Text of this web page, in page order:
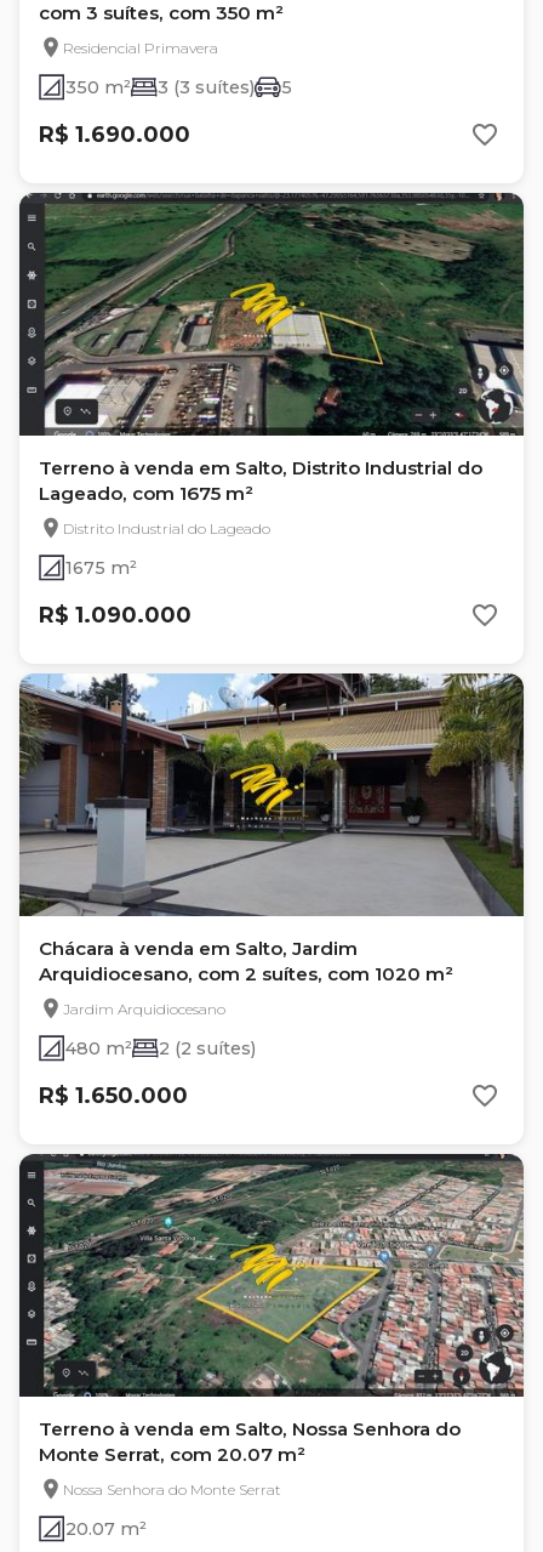
com 3 suítes, com 350 m²
Residencial Primavera
350 m² 3 (3 suítes) 5
R$ 1.690.000
Terreno à venda em Salto, Distrito Industrial do
Lageado, com 1675 m²
Distrito Industrial do Lageado
1675 m²
R$ 1.090.000
Chácara à venda em Salto, Jardim
Arquidiocesano, com 2 suítes, com 1020 m²
Jardim Arquidiocesano
480 m² 2 (2 suítes)
R$ 1.650.000
Terreno à venda em Salto, Nossa Senhora do
Monte Serrat, com 20.07 m²
Nossa Senhora do Monte Serrat
20.07 m²